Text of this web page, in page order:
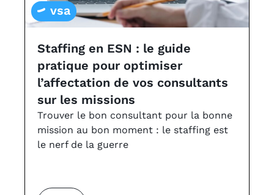
vsa
Staffing en ESN : le guide
pratique pour optimiser
l’affectation de vos consultants
sur les missions
Trouver le bon consultant pour la bonne
mission au bon moment : le staffing est
le nerf de la guerre